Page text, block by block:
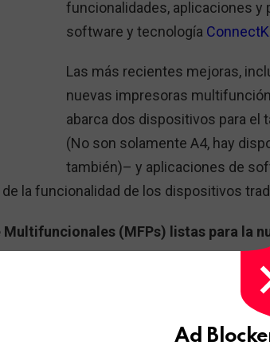
funcionalidades, aplicaciones y
software y tecnología
Las más recientes mejoras,
nuevas impresoras
abarca dos dispositivos para el
(No son solamente A4, hay
también)– y aplicaciones de
la funcionalidad de los dispositivos
(MFPs) listas para la
la nube y desarrolladas con tecnologia
opciones de velocidad y beneficios en
Ad